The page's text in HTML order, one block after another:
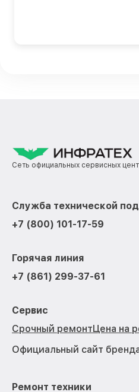
Сеть официальных сервисных
Служба технической
+7 (800) 101-17-59
Горячая линия
+7 (861) 299-37-61
Сервис
Срочный ремонтЦена на
Официальный сайт
Ремонт техники